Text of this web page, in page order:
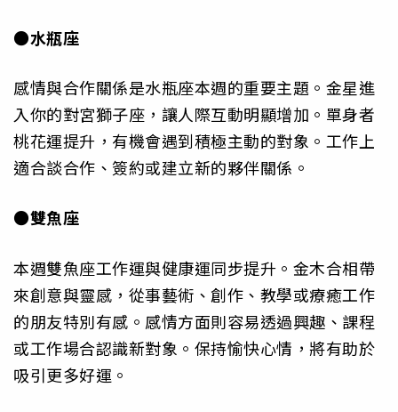
●水瓶座
感情與合作關係是水瓶座本週的重要主題。金星進
入你的對宮獅子座，讓人際互動明顯增加。單身者
桃花運提升，有機會遇到積極主動的對象。工作上
適合談合作、簽約或建立新的夥伴關係。
●雙魚座
本週雙魚座工作運與健康運同步提升。金木合相帶
來創意與靈感，從事藝術、創作、教學或療癒工作
的朋友特別有感。感情方面則容易透過興趣、課程
或工作場合認識新對象。保持愉快心情，將有助於
吸引更多好運。